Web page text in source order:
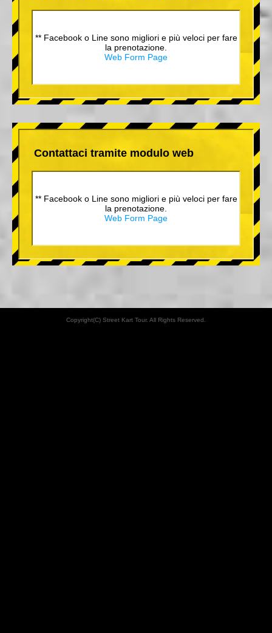
** Facebook o Line sono migliori e più veloci per fare
la prenotazione.
Web Form Page
Contattaci tramite modulo web
** Facebook o Line sono migliori e più veloci per fare
la prenotazione.
Web Form Page
Copyright(C) Street Kart Tour. All Rights Reserved.